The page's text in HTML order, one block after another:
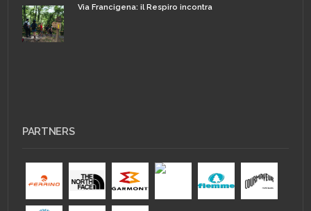
Via Francigena: il Respiro incontra
PARTNERS